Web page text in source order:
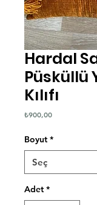
Hardal
Püsküllü
Kılıfı
₺900,00Fiyat
Boyut *
Adet *